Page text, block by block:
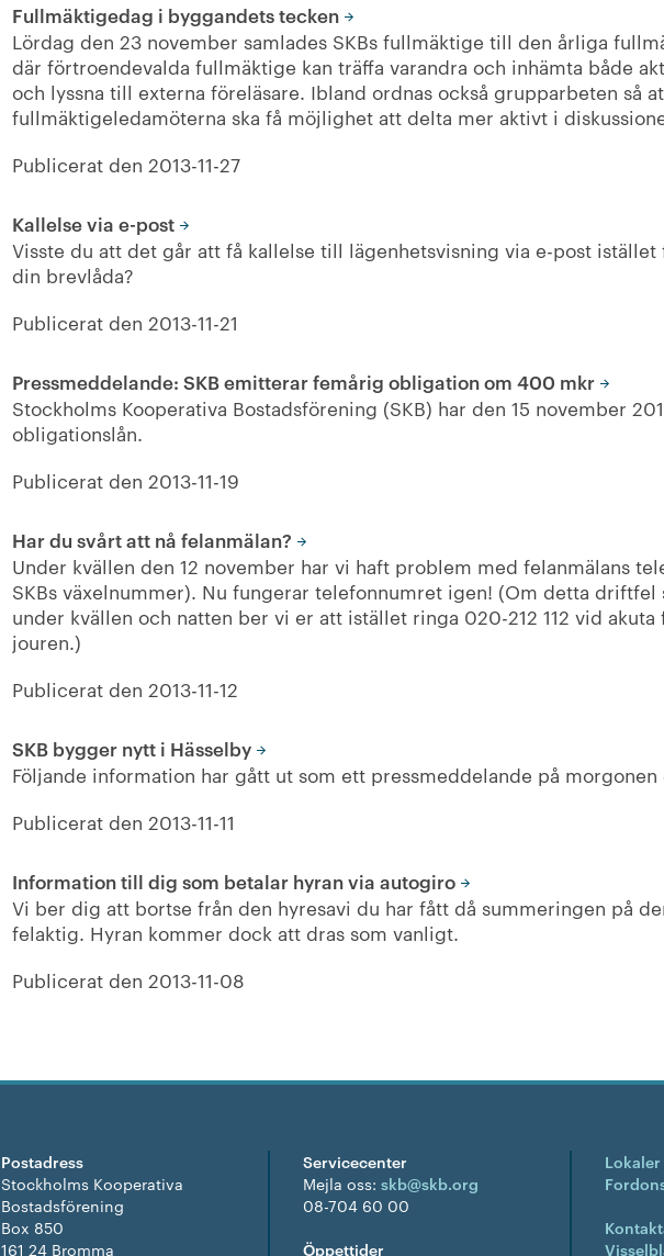
Fullmäktigedag i byggandets tecken
Lördag den 23 november samlades SKBs fullmäktige till den årliga
där förtroendevalda fullmäktige kan träffa varandra och inhämta både
och lyssna till externa föreläsare. Ibland ordnas också grupparbeten så
fullmäktigeledamöterna ska få möjlighet att delta mer aktivt i
Publicerat den 2013-11-27
Kallelse via e-post
Visste du att det går att få kallelse till lägenhetsvisning via e-post
din brevlåda?
Publicerat den 2013-11-21
Pressmeddelande: SKB emitterar femårig obligation om 400 mkr
Stockholms Kooperativa Bostadsförening (SKB) har den 15 november
obligationslån.
Publicerat den 2013-11-19
Har du svårt att nå felanmälan?
Under kvällen den 12 november har vi haft problem med felanmälans
SKBs växelnummer). Nu fungerar telefonnumret igen! (Om detta driftfel
under kvällen och natten ber vi er att istället ringa 020-212 112 vid
jouren.)
Publicerat den 2013-11-12
SKB bygger nytt i Hässelby
Följande information har gått ut som ett pressmeddelande på morgonen
Publicerat den 2013-11-11
Information till dig som betalar hyran via autogiro
Vi ber dig att bortse från den hyresavi du har fått då summeringen på
felaktig. Hyran kommer dock att dras som vanligt.
Publicerat den 2013-11-08
Postadress
Stockholms Kooperativa
Bostadsförening
Box 850
161 24 Bromma
Servicecenter
Mejla oss: skb@skb.org
08-704 60 00
Öppettider
Lokaler